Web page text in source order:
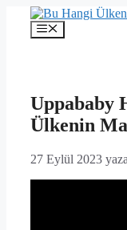
İçeriğe
Menü
Uppababy
Ülkenin
27 Eylül 2023